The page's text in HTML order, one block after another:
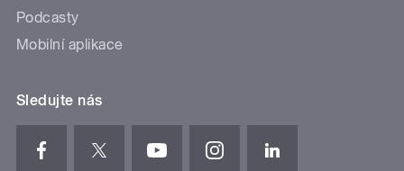
Podcasty
Mobilní aplikace
Sledujte nás